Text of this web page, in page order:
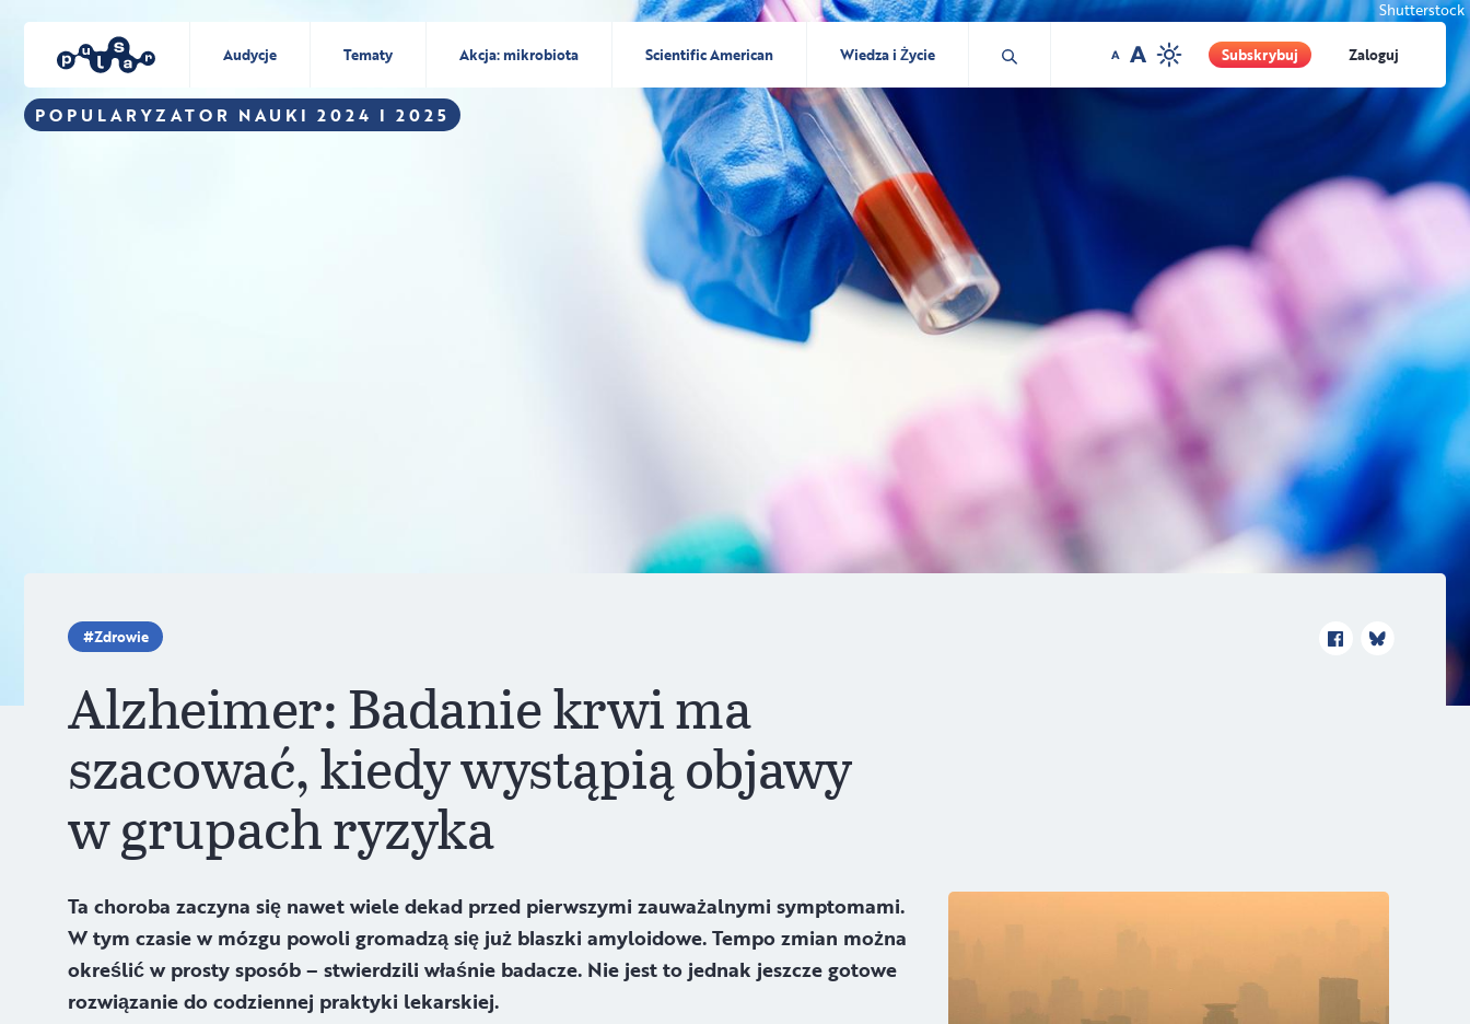
POPULARYZATOR NAUKI 2024 I 2025
Audycje Tematy Akcja: mikrobiota Scientific American Wiedza i Życie Subskrybuj Zaloguj
Shutterstock
Zdrowie
Alzheimer: Badanie krwi ma
szacować, kiedy wystąpią objawy
w grupach ryzyka
Ta choroba zaczyna się nawet wiele dekad przed pierwszymi zauważalnymi symptomami.
W tym czasie w mózgu powoli gromadzą się już blaszki amyloidowe. Tempo zmian można
określić w prosty sposób – stwierdzili właśnie badacze. Nie jest to jednak jeszcze gotowe
rozwiązanie do codziennej praktyki lekarskiej.